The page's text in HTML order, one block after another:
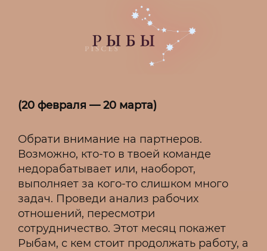
(20 февраля — 20 марта)
Обрати внимание на партнеров.
Возможно, кто-то в твоей команде
недорабатывает или, наоборот,
выполняет за кого-то слишком много
задач. Проведи анализ рабочих
отношений, пересмотри
сотрудничество. Этот месяц покажет
Рыбам, с кем стоит продолжать работу, а